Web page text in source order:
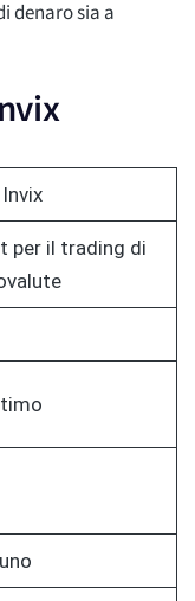
denaro sia a
per il trading di